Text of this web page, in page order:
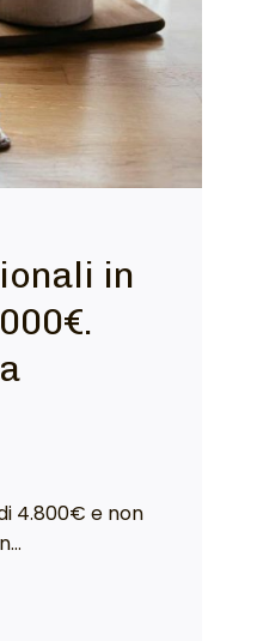
in
4.800€ e non